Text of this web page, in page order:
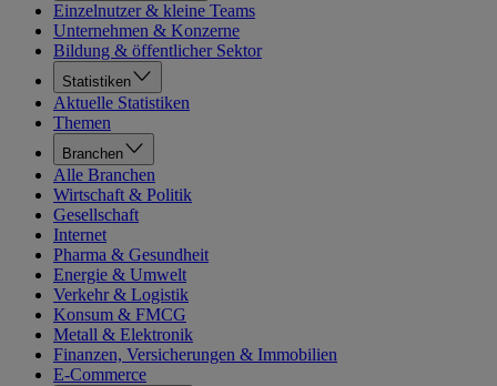
Einzelnutzer & kleine Teams
Unternehmen & Konzerne
Bildung & öffentlicher Sektor
Statistiken
Aktuelle Statistiken
Themen
Branchen
Alle Branchen
Wirtschaft & Politik
Gesellschaft
Internet
Pharma & Gesundheit
Energie & Umwelt
Verkehr & Logistik
Konsum & FMCG
Metall & Elektronik
Finanzen, Versicherungen & Immobilien
E-Commerce